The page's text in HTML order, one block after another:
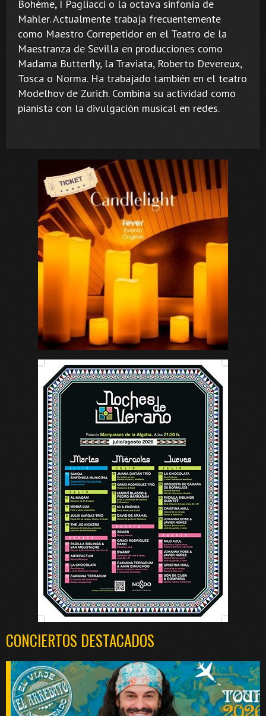
Bohème, I Pagliacci o la octava sinfonía de
Mahler. Actualmente trabaja frecuentemente
como Maestro Correpetidor en el Teatro de la
Maestranza de Sevilla en producciones como
Madama Butterfly, la Traviata, Roberto Devereux,
Tosca o Norma. Ha trabajado también en el teatro
Modelhov de Zurich. Combina su actividad como
pianista con la divulgación musical en redes.
CONCIERTOS DESTACADOS